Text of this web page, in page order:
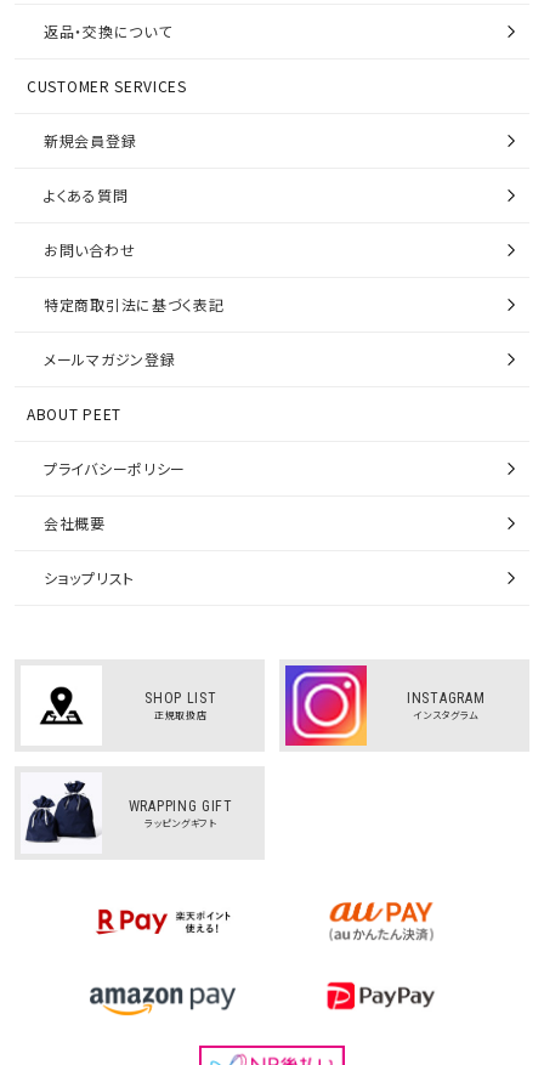
返品・交換について
CUSTOMER SERVICES
新規会員登録
よくある質問
お問い合わせ
特定商取引法に基づく表記
メールマガジン登録
ABOUT PEET
プライバシーポリシー
会社概要
ショップリスト
SHOP LIST
正規取扱店
INSTAGRAM
インスタグラム
WRAPPING GIFT
ラッピングギフト